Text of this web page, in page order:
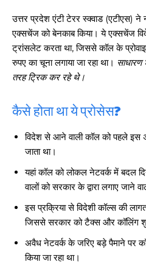
उत्तर प्रदेश एंटी टेरर स्क्वाड (एटीएस)
एक्सचेंज को बेनकाब किया। ये एक्सचेंज
ट्रांसलेट करता था, जिससे कॉल के
रुपए का चूना लगाया जा रहा था। साधारण
तरह ट्रिक कर रहे थे।
कैसे होता था ये प्रोसेस?
विदेश से आने वाली कॉल को पहले इस
जाता था।
यहां कॉल को लोकल नेटवर्क में बदल
वालों को सरकार के द्वारा लगाए जाने
इस प्रक्रिया से विदेशी कॉल्स की
जिससे सरकार को टैक्स और कॉलिंग
अवैध नेटवर्क के जरिए बड़े पैमाने पर
किया जा रहा था।